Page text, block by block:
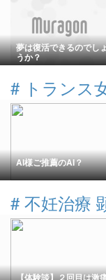
夢は復活できるのでし
うか？
# トランス
AI様ご推薦のAI？
# 不妊治療
【体験談】２回目は激